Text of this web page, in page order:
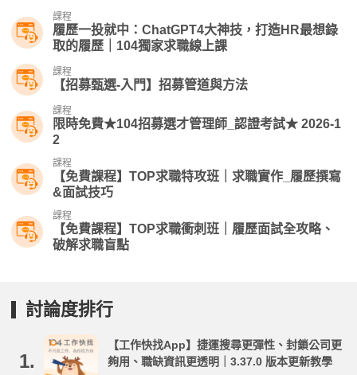
課程
履歷一投就中：ChatGPT4大神技，打造HR最想錄
取的履歷｜104獨家求職線上課
課程
【招募甄選-入門】招募管道與方法
課程
限時免費★104招募選才管理師_認證考試★ 2026-1
2
課程
【免費課程】TOP求職特攻班｜求職實作_履歷撰寫
&面試技巧
課程
【免費課程】TOP求職衝刺班｜履歷面試全攻略、
破解求職盲點
討論度排行
1.
【工作快找App】捷運搜尋更彈性、封鎖公司更
夠用、職缺資訊更透明｜3.37.0 版本更新教學